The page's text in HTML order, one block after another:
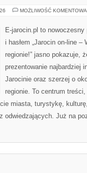
MOŻLIWOŚĆ
E-jarocin.pl to
i hasłem „Jarocin on-line
regionie!” jasno pokazuje,
prezentowanie najbardziej
Jarocinie oraz szerzej o
regionie. To centrum
miasta, turystykę,
odwiedzających. Już na